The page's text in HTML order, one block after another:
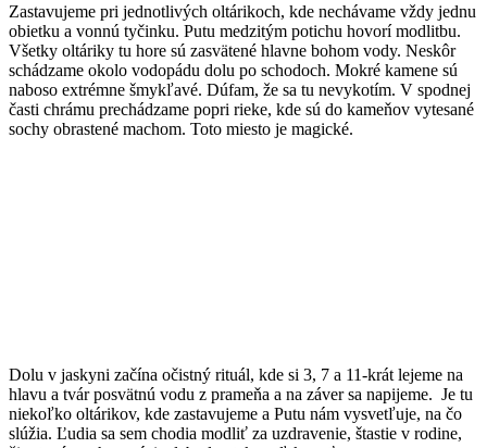
Zastavujeme pri jednotlivých oltárikoch, kde nechávame vždy jednu
obietku a vonnú tyčinku. Putu medzitým potichu hovorí modlitbu.
Všetky oltáriky tu hore sú zasvätené hlavne bohom vody. Neskôr
schádzame okolo vodopádu dolu po schodoch. Mokré kamene sú
naboso extrémne šmykľavé. Dúfam, že sa tu nevykotím. V spodnej
časti chrámu prechádzame popri rieke, kde sú do kameňov vytesané
sochy obrastené machom. Toto miesto je magické.
Dolu v jaskyni začína očistný rituál, kde si 3, 7 a 11-krát lejeme na
hlavu a tvár posvätnú vodu z prameňa a na záver sa napijeme. Je tu
niekoľko oltárikov, kde zastavujeme a Putu nám vysvetľuje, na čo
slúžia. Ľudia sa sem chodia modliť za uzdravenie, štastie v rodine,